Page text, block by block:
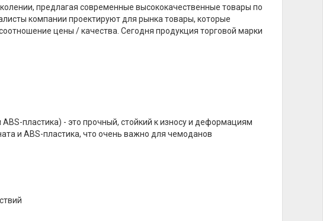
предлагая современные высококачественные товары по
компании проектируют для рынка товары, которые
цены / качества. Сегодня продукция торговой марки
пластика) - это прочный, стойкий к износу и деформациям
и ABS-пластика, что очень важно для чемоданов